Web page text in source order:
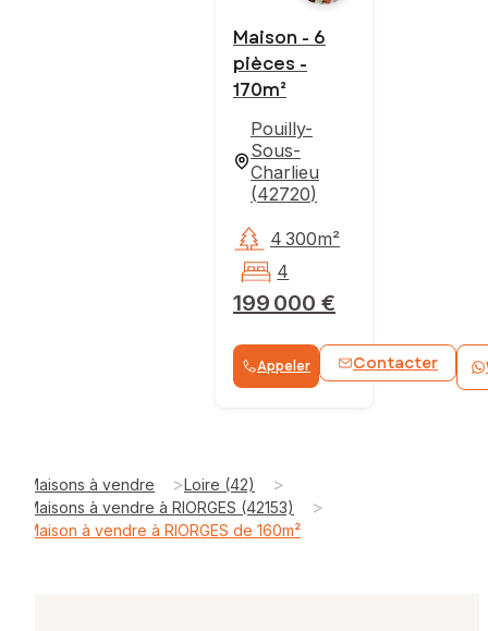
Maison - 6
pièces -
170m²
Pouilly-
Sous-
Charlieu
(42720)
199 000 €
4 300m²
4
Appeler Contacter
Maisons à vendre >Loire (42) >
Maisons à vendre à RIORGES (42153) >
Maison à vendre à RIORGES de 160m²